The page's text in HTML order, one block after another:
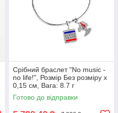
Срібний браслет "No music -
no life!", Розмір Без розміру x
0,15 см, Вага: 8.7 г
Готово до відправки